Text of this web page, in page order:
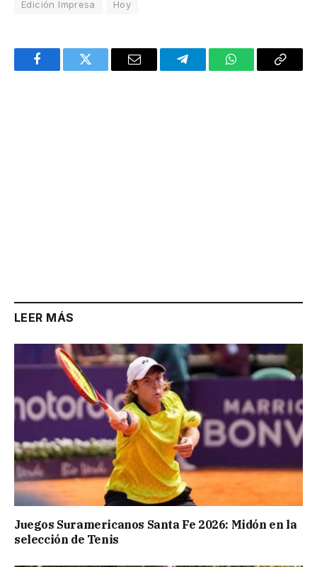
Edición Impresa Hoy
FacebookTwitter Email TelegramWhatsAppCopy
LEER MÁS
Juegos Suramericanos Santa Fe 2026: Midón en la
selección de Tenis